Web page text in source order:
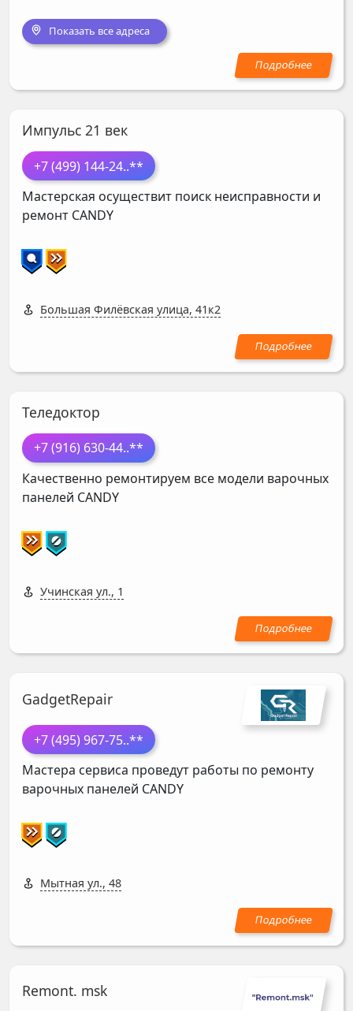
Показать все адреса
Импульс 21 век
+7 (499) 144-24..**
Мастерская осуществит поиск неисправности и
ремонт CANDY
Большая Филёвская улица, 41к2
Теледоктор
+7 (916) 630-44..**
Качественно ремонтируем все модели варочных
панелей CANDY
Учинская ул., 1
GadgetRepair
+7 (495) 967-75..**
Мастера сервиса проведут работы по ремонту
варочных панелей CANDY
Мытная ул., 48
Remont. msk